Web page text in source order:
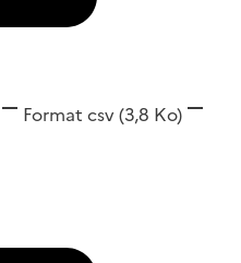
Format csv(3,8 Ko)